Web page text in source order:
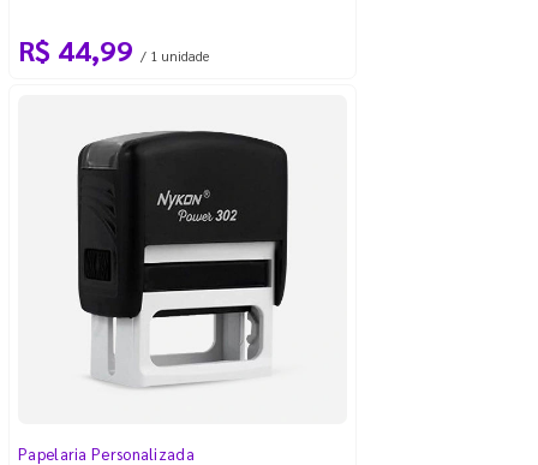
R$ 44,99 / 1 unidade
Papelaria Personalizada